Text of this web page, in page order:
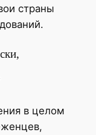
страны
в целом